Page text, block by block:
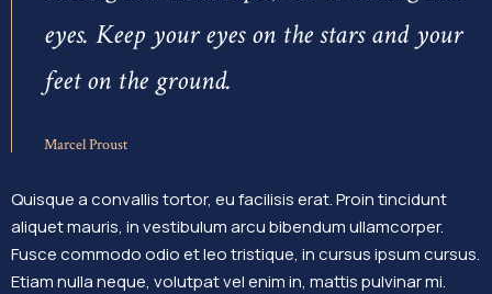
eyes. Keep your eyes on the stars and your
feet on the ground.
Marcel Proust
Quisque a convallis tortor, eu facilisis erat. Proin tincidunt
aliquet mauris, in vestibulum arcu bibendum ullamcorper.
Fusce commodo odio et leo tristique, in cursus ipsum cursus.
Etiam nulla neque, volutpat vel enim in, mattis pulvinar mi.